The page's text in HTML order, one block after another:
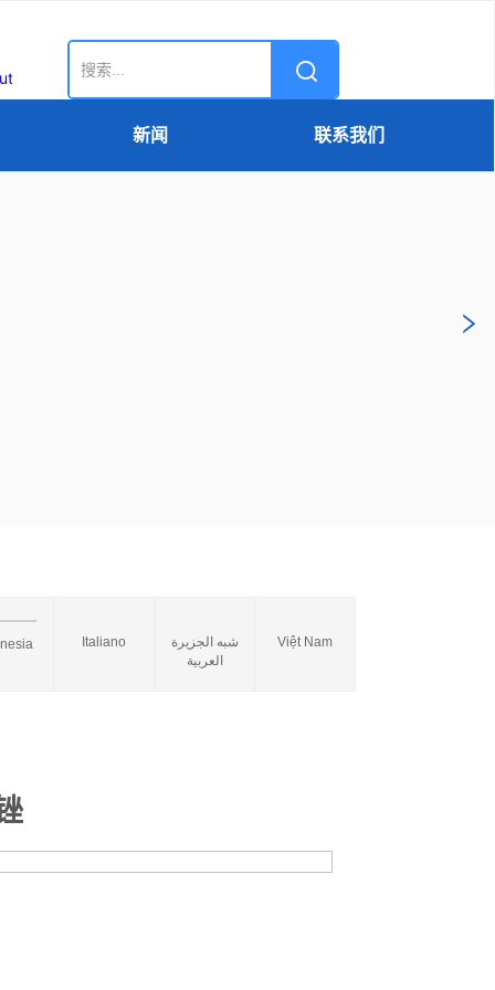
新闻 联系我们
Italiano
شبه الجزيرة
العربية
Việt Nam